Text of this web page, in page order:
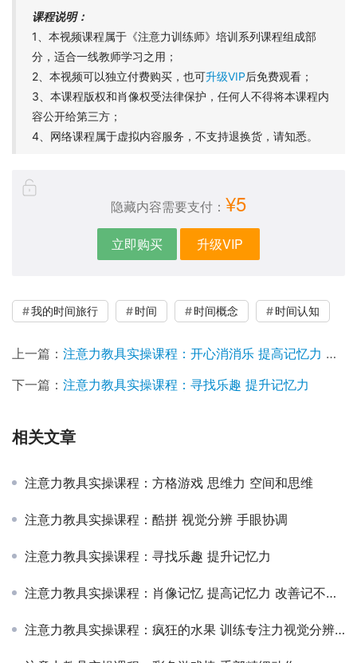
课程说明：
1、本视频课程属于《注意力训练师》培训系列课程组成部
分，适合一线教师学习之用；
2、本视频可以独立付费购买，也可升级VIP后免费观看；
3、本课程版权和肖像权受法律保护，任何人不得将本课程内
容公开给第三方；
4、网络课程属于虚拟内容服务，不支持退换货，请知悉。
隐藏内容需要支付： ¥5
立即购买 升级VIP
我的时间旅行 时间 时间概念 时间认知
上一篇： 注意力教具实操课程：开心消消乐 提高记忆力 改善记不好 记不牢
下一篇： 注意力教具实操课程：寻找乐趣 提升记忆力
相关文章
注意力教具实操课程：方格游戏 思维力 空间和思维
注意力教具实操课程：酷拼 视觉分辨 手眼协调
注意力教具实操课程：寻找乐趣 提升记忆力
注意力教具实操课程：肖像记忆 提高记忆力 改善记不好 记不牢
注意力教具实操课程：疯狂的水果 训练专注力视觉分辨能力